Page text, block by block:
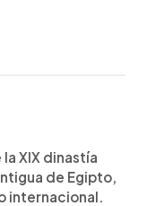
XIX dinastía
de Egipto,
internacional.